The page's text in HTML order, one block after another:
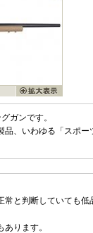
ガンです。
、いわゆる「スポー
と判断していても低
ります。